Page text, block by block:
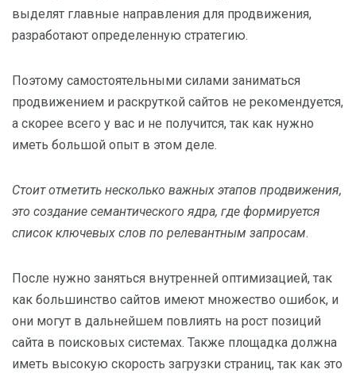
выделят главные направления для продвижения,
разработают определенную стратегию.
Поэтому самостоятельными силами заниматься
продвижением и раскруткой сайтов не рекомендуется,
а скорее всего у вас и не получится, так как нужно
иметь большой опыт в этом деле.
Стоит отметить несколько важных этапов продвижения,
это создание семантического ядра, где формируется
список ключевых слов по релевантным запросам.
После нужно заняться внутренней оптимизацией, так
как большинство сайтов имеют множество ошибок, и
они могут в дальнейшем повлиять на рост позиций
сайта в поисковых системах. Также площадка должна
иметь высокую скорость загрузки страниц, так как это